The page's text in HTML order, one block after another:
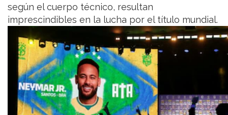
según el cuerpo técnico, resultan
imprescindibles en la lucha por el título mundial.